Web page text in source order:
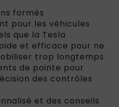
formés
pour les véhicules
que la Tesla
et efficace pour ne
trop longtemps
de pointe pour
des contrôles
et des conseils